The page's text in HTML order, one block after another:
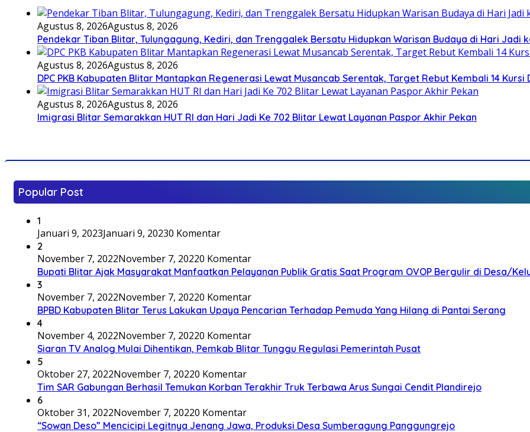
Agustus 8, 2026Agustus 8, 2026
Pendekar Tiban Blitar, Tulungagung, Kediri, dan Trenggalek Bersatu Hidupkan Warisan Budaya di Hari Jadi
Agustus 8, 2026Agustus 8, 2026
DPC PKB Kabupaten Blitar Mantapkan Regenerasi Lewat Musancab Serentak, Target Rebut Kembali 14 Kursi
Agustus 8, 2026Agustus 8, 2026
Imigrasi Blitar Semarakkan HUT RI dan Hari Jadi Ke 702 Blitar Lewat Layanan Paspor Akhir Pekan
Popular Post
1
Januari 9, 2023Januari 9, 20230 Komentar
2
November 7, 2022November 7, 20220 Komentar
Bupati Blitar Ajak Masyarakat Manfaatkan Pelayanan Publik Gratis Saat Program OVOP Bergulir di Desa/
3
November 7, 2022November 7, 20220 Komentar
BPBD Kabupaten Blitar Terus Lakukan Upaya Pencarian Terhadap Pemuda Yang Hilang di Pantai Serang
4
November 4, 2022November 7, 20220 Komentar
Siaran TV Analog Mulai Dihentikan, Pemkab Blitar Tunggu Regulasi Pemerintah Pusat
5
Oktober 27, 2022November 7, 20220 Komentar
Tim SAR Gabungan Berhasil Temukan Korban Terakhir Truk Terbawa Arus Sungai Cendit Plandirejo
6
Oktober 31, 2022November 7, 20220 Komentar
“Sowan Deso” Mencicipi Legitnya Jenang Jawa, Produksi Desa Sumberagung Panggungrejo